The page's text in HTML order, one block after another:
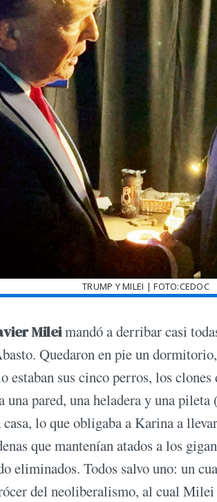
TRUMP Y MILEI | FOTO:CEDOC
Mileimandó a derribar casi
Quedaron en pie un
estaban sus cinco perros, los
pared, una heladera y una
lo que obligaba a Karina a
que mantenían atados a los
eliminados. Todos salvo uno: un
del neoliberalismo, al cual